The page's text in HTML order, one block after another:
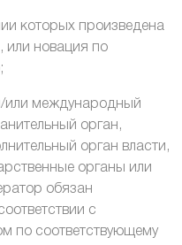
которых произведена
или новация по
международный
орган,
орган власти,
органы или
обязан
с
по соответствующему